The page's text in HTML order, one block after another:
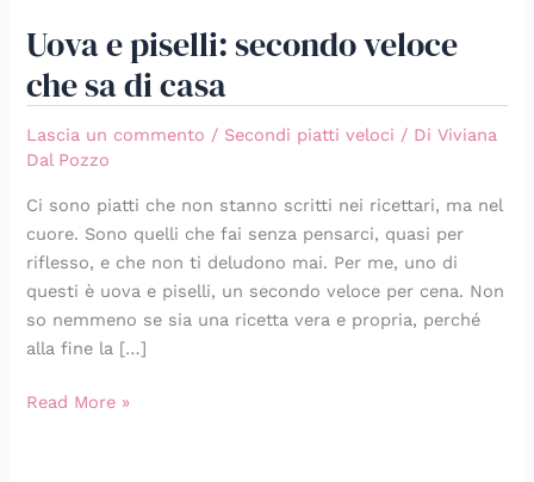
Uova e piselli: secondo veloce
che sa di casa
Lascia un commento / Secondi piatti veloci / DiViviana
Dal Pozzo
Ci sono piatti che non stanno scritti nei ricettari, ma nel
cuore. Sono quelli che fai senza pensarci, quasi per
riflesso, e che non ti deludono mai. Per me, uno di
questi è uova e piselli, un secondo veloce per cena. Non
so nemmeno se sia una ricetta vera e propria, perché
alla fine la […]
Read More »